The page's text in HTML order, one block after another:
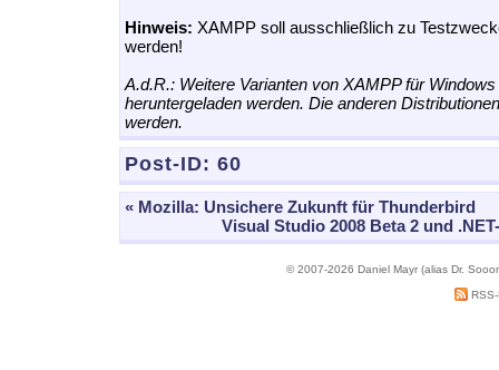
Hinweis: XAMPP soll ausschließlich zu
werden!
A.d.R.: Weitere Varianten von XAMPP für
heruntergeladen werden. Die anderen
werden.
Post-ID: 60
« Mozilla: Unsichere Zukunft für Thunderbird
Visual Studio 2008 Beta 2 und
© 2007-2026 Daniel Mayr (alias Dr.